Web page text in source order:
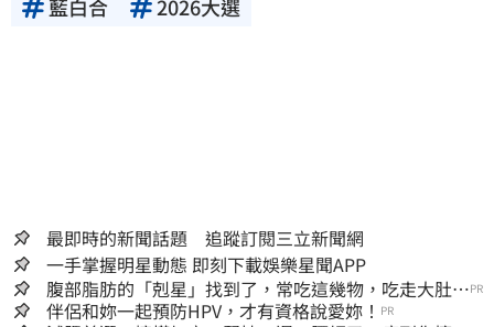
藍白合
2026大選
最即時的新聞話題 追蹤訂閱三立新聞網
一手掌握明星動態 即刻下載娛樂星聞APP
腹部脂肪的「剋星」找到了，常吃這幾物，吃走大肚
囊，瘦出小蠻腰
PR
伴侶和妳一起預防HPV，才有資格說愛妳！ PR